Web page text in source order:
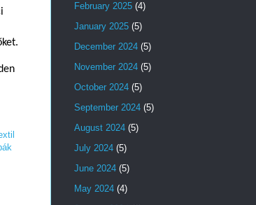
February 2025 (4)
January 2025 (5)
December 2024 (5)
November 2024 (5)
October 2024 (5)
September 2024 (5)
August 2024 (5)
July 2024 (5)
June 2024 (5)
May 2024 (4)